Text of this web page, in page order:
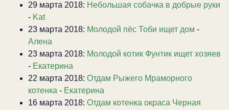
29 марта 2018: Небольшая собачка в добрые руки
- Kat
23 марта 2018: Молодой пёс Тоби ищет дом -
Алена
23 марта 2018: Молодой котик Фунтик ищет хозяев
- Екатерина
22 марта 2018: Отдам Рыжего Мраморного
котенка - Екатерина
16 марта 2018: Отдам котенка окраса Черная